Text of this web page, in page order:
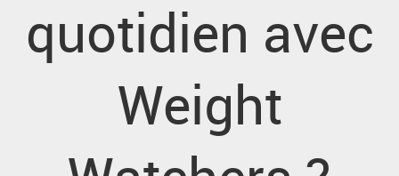
quotidien avec
Weight